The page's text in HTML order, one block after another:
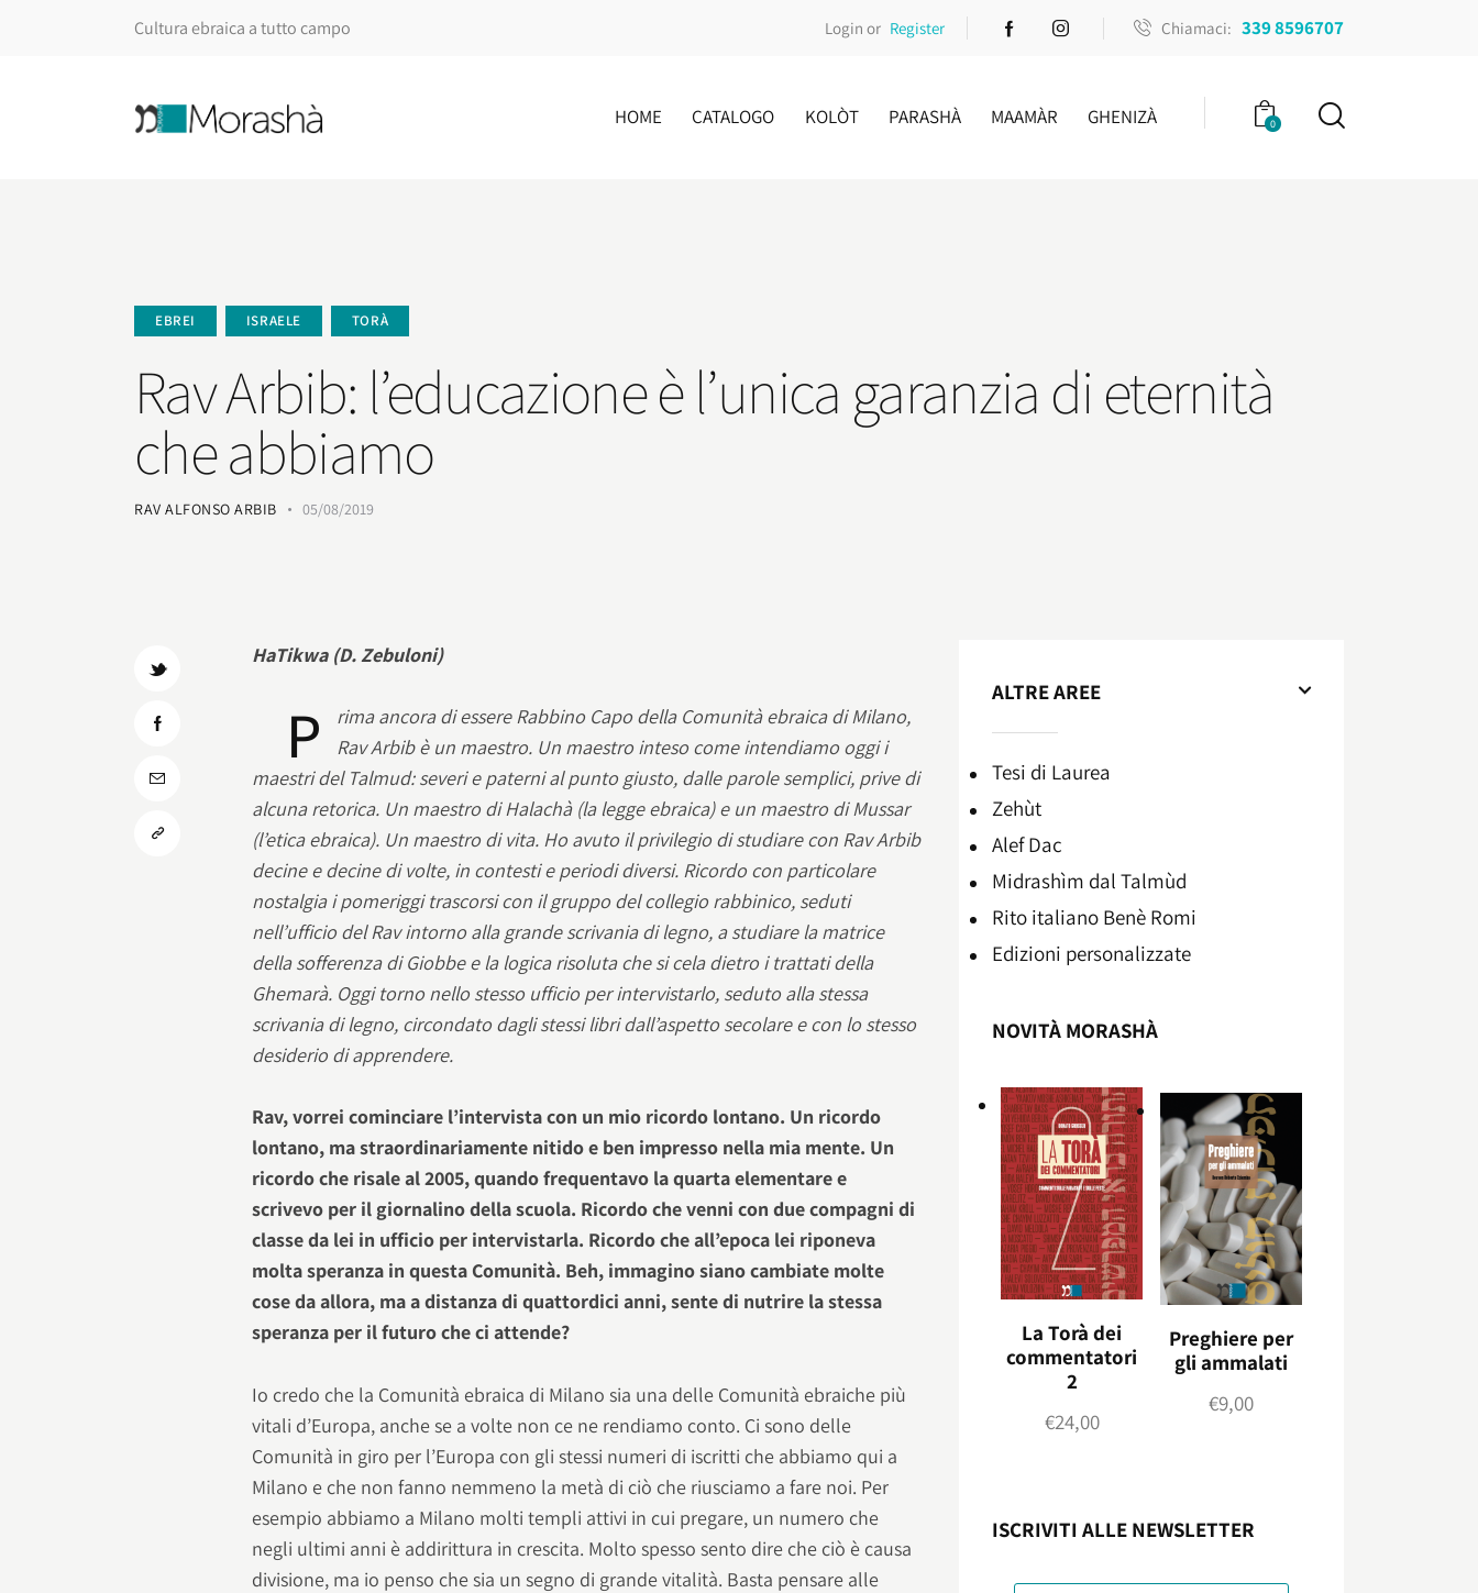
Cultura ebraica a tutto campo Login or Register Chiamaci: 339 8596707
HOME CATALOGO KOLÒT PARASHÀ MAAMÀR GHENIZÀ 0
EBREI ISRAELE TORÀ
Rav Arbib: l’educazione è l’unica garanzia di eternità
che abbiamo
RAV ALFONSO ARBIB 05/08/2019
HaTikwa (D. Zebuloni)
P
rima ancora di essere Rabbino Capo della Comunità ebraica di Milano,
Rav Arbib è un maestro. Un maestro inteso come intendiamo oggi i
maestri del Talmud: severi e paterni al punto giusto, dalle parole semplici, prive di
alcuna retorica. Un maestro di Halachà (la legge ebraica) e un maestro di Mussar
(l’etica ebraica). Un maestro di vita. Ho avuto il privilegio di studiare con Rav Arbib
decine e decine di volte, in contesti e periodi diversi. Ricordo con particolare
nostalgia i pomeriggi trascorsi con il gruppo del collegio rabbinico, seduti
nell’ufficio del Rav intorno alla grande scrivania di legno, a studiare la matrice
della sofferenza di Giobbe e la logica risoluta che si cela dietro i trattati della
Ghemarà. Oggi torno nello stesso ufficio per intervistarlo, seduto alla stessa
scrivania di legno, circondato dagli stessi libri dall’aspetto secolare e con lo stesso
desiderio di apprendere.
Rav, vorrei cominciare l’intervista con un mio ricordo lontano. Un ricordo
lontano, ma straordinariamente nitido e ben impresso nella mia mente. Un
ricordo che risale al 2005, quando frequentavo la quarta elementare e
scrivevo per il giornalino della scuola. Ricordo che venni con due compagni di
classe da lei in ufficio per intervistarla. Ricordo che all’epoca lei riponeva
molta speranza in questa Comunità. Beh, immagino siano cambiate molte
cose da allora, ma a distanza di quattordici anni, sente di nutrire la stessa
speranza per il futuro che ci attende?
Io credo che la Comunità ebraica di Milano sia una delle Comunità ebraiche più
vitali d’Europa, anche se a volte non ce ne rendiamo conto. Ci sono delle
Comunità in giro per l’Europa con gli stessi numeri di iscritti che abbiamo qui a
Milano e che non fanno nemmeno la metà di ciò che riusciamo a fare noi. Per
esempio abbiamo a Milano molti templi attivi in cui pregare, un numero che
negli ultimi anni è addirittura in crescita. Molto spesso sento dire che ciò è causa
divisione, ma io penso che sia un segno di grande vitalità. Basta pensare alle
ALTRE AREE
Tesi di Laurea
Zehùt
Alef Dac
Midrashìm dal Talmùd
Rito italiano Benè Romi​
Edizioni personalizzate
NOVITÀ MORASHÀ
La Torà dei
commentatori
2
€24,00
Preghiere per
gli ammalati
€9,00
ISCRIVITI ALLE NEWSLETTER